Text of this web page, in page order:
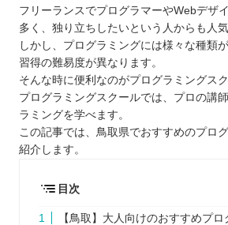
フリーランスでプログラマーやWebデザ
多く、独り立ちしたいという人からも人気
しかし、プログラミングには様々な種類
習得の難易度が異なります。
そんな時に便利なのがプログラミングスク
プログラミングスクールでは、プロの講
ラミングを学べます。
この記事では、鳥取県でおすすめのプロ
紹介します。
目次
【鳥取】大人向けのおすすめプ